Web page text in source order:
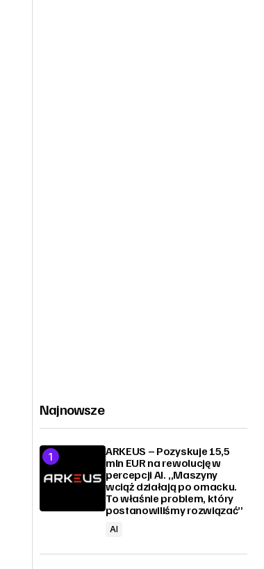
Najnowsze
ARKEUS – Pozyskuje 15,5
mln EUR na rewolucję w
percepcji AI. „Maszyny
wciąż działają po omacku.
To właśnie problem, który
postanowiliśmy rozwiązać”
AI